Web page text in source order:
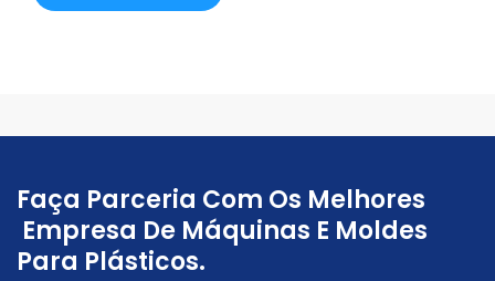
Faça Parceria Com Os Melhores
Empresa De Máquinas E Moldes
Para Plásticos.